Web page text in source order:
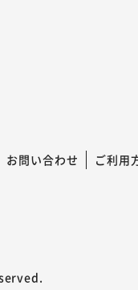
お問い合わせ ご利用